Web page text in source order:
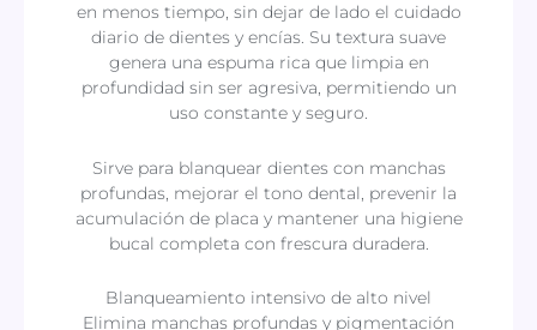
en menos tiempo, sin dejar de lado el cuidado
diario de dientes y encías. Su textura suave
genera una espuma rica que limpia en
profundidad sin ser agresiva, permitiendo un
uso constante y seguro.
Sirve para blanquear dientes con manchas
profundas, mejorar el tono dental, prevenir la
acumulación de placa y mantener una higiene
bucal completa con frescura duradera.
Blanqueamiento intensivo de alto nivel
Elimina manchas profundas y pigmentación